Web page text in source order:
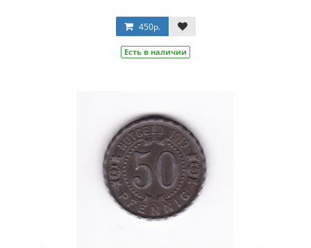
450р.
Есть в наличии